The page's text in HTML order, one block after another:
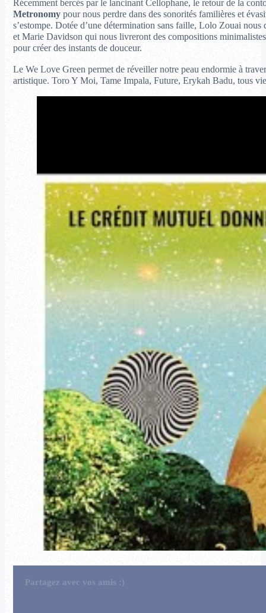
Récemment bercés par le lancinant Cellophane, le retour de la
Metronomypour nous perdre dans des sonorités familières et
s’estompe. Dotée d’une détermination sans faille, Lolo Zouai
et Marie Davidson qui nous livreront des compositions
pour créer des instants de douceur.
Le We Love Green permet de réveiller notre peau endormie à
artistique. Toro Y Moi, Tame Impala, Future, Erykah Badu, tous
Partagez avec vos amis :)